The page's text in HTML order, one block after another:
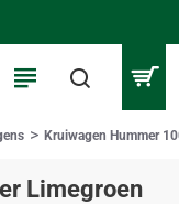
Limegroen
Kruiwagen Hummer